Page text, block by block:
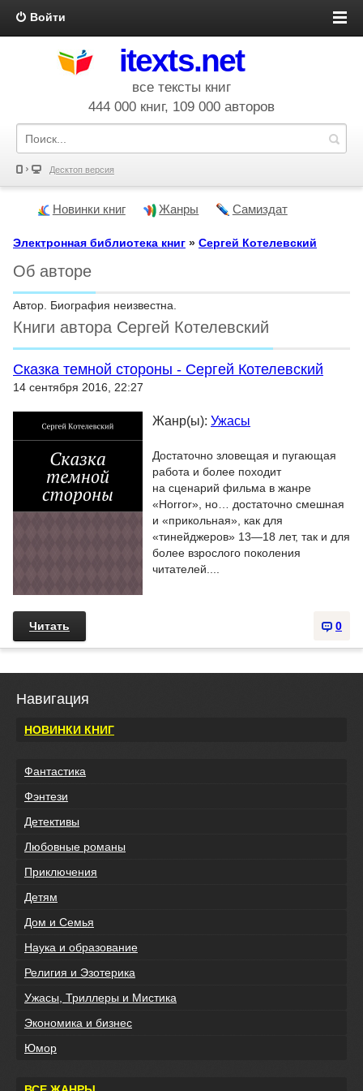
Войти
itexts.net
все тексты книг
444 000 книг, 109 000 авторов
Десктоп версия
Новинки книг Жанры Самиздат
Электронная библиотека книг » Сергей Котелевский
Об авторе
Автор. Биография неизвестна.
Книги автора Сергей Котелевский
Сказка темной стороны - Сергей Котелевский
14 сентября 2016, 22:27
Жанр(ы): Ужасы
Достаточно зловещая и пугающая
работа и более походит
на сценарий фильма в жанре
«Horror», но… достаточно смешная
и «прикольная», как для
«тинейджеров» 13—18 лет, так и для
более взрослого поколения
читателей....
0
Читать
Навигация
НОВИНКИ КНИГ
Фантастика
Фэнтези
Детективы
Любовные романы
Приключения
Детям
Дом и Семья
Наука и образование
Религия и Эзотерика
Ужасы, Триллеры и Мистика
Экономика и бизнес
Юмор